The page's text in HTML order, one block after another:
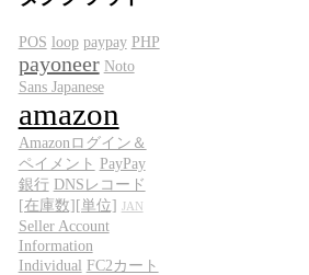
POS loop paypay PHP
payoneer Noto
Sans Japanese
amazon
Amazonログイン＆
ペイメント PayPay
銀行 DNSレコード
[在庫数][単位]
JAN
Seller Account
Information
Individual FC2カート